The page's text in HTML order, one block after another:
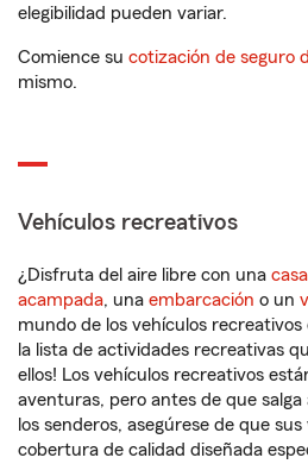
elegibilidad pueden variar.
Comience su cotización de seguro
mismo.
Vehículos recreativos
¿Disfruta del aire libre con una
acampada, una embarcación o un
mundo de los vehículos
la lista de actividades recreativas
ellos! Los vehículos recreativos
aventuras, pero antes de que salga
los senderos, asegúrese de que
cobertura de calidad diseñada